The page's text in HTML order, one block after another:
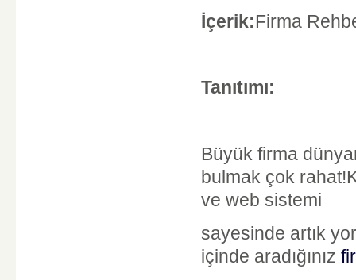
İçerik:Firma
Tanıtımı:
Büyük firma
bulmak çok
ve web sistemi
sayesinde artık
içinde aradığınız